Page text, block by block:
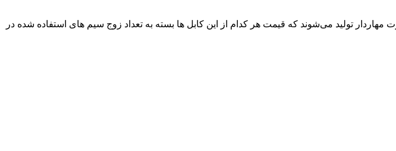
تولید می‌شوند که قیمت هر کدام از این کابل ها بسته به تعداد زوج سیم های استفاده شده در